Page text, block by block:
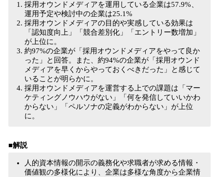
で 採用オウンドメディアを運用している企業は57.9%、
運用予定や検討中の企業は25.1%
採用オウンドメディアの目的や実感している効果は
「認知度向上」「競合差別化」「エントリー数増加」
が上位に。
約97%の企業が「採用オウンドメディアをやって良か
った」と回答。また、約94%の企業が「採用オウンド
メディアを早くからやっておくべきだった」と感じて
いることが明らかに。
採用オウンドメディアを運営する上での課題は「マー
ケティングノウハウがない」「何を発信していいかわ
からない」「ペルソナの定義がわからない」が上位
に。
■解説
人的資本情報の開示の義務化や求職者が求める情報・
価値観の多様化により、企業は多様な角度から企業情